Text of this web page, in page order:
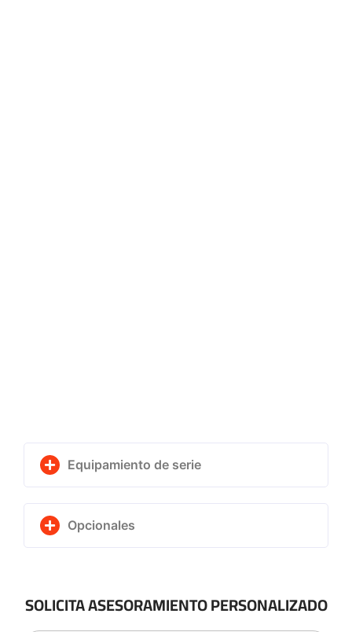
Equipamiento de serie
Opcionales
SOLICITA ASESORAMIENTO PERSONALIZADO